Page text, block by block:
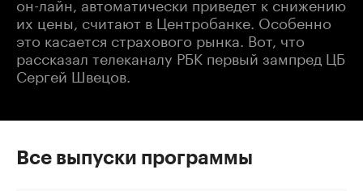
их цены, считают в Центробанке. Особенно
это касается страхового рынка. Вот, что
рассказал телеканалу РБК первый зампред ЦБ
Сергей Швецов.
Все выпуски программы